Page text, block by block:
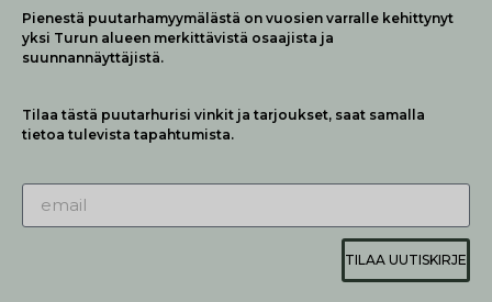
Pienestä puutarhamyymälästä on vuosien varralle kehittynyt
yksi Turun alueen merkittävistä osaajista ja
suunnannäyttäjistä.
Tilaa tästä puutarhurisi vinkit ja tarjoukset, saat samalla
tietoa tulevista tapahtumista.
TILAA UUTISKIRJE